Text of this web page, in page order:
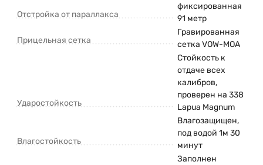
Отстройка от параллакса
фиксированная
91 метр
Прицельная сетка
Гравированная
сетка VOW-MOA
Ударостойкость
Стойкость к
отдаче всех
калибров,
проверен на 338
Lapua Magnum
Влагостойкость
Влагозащищен,
под водой 1м 30
минут
Заполнен